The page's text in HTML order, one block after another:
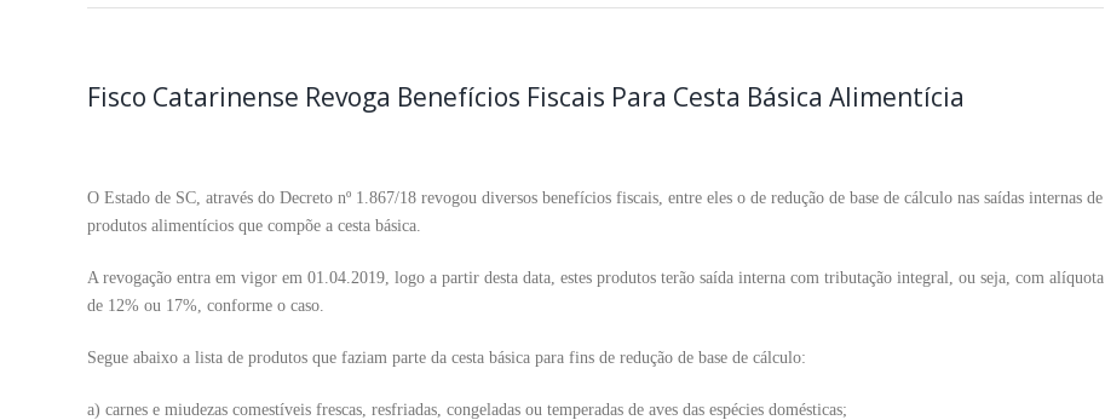
Fisco Catarinense Revoga Benefícios Fiscais Para Cesta Básica Alimentícia
O Estado de SC, através do Decreto nº 1.867/18 revogou diversos benefícios fiscais, entre eles o de redução de base de cálculo nas saídas internas de
produtos alimentícios que compõe a cesta básica.
A revogação entra em vigor em 01.04.2019, logo a partir desta data, estes produtos terão saída interna com tributação integral, ou seja, com alíquota
de 12% ou 17%, conforme o caso.
Segue abaixo a lista de produtos que faziam parte da cesta básica para fins de redução de base de cálculo:
a) carnes e miudezas comestíveis frescas, resfriadas, congeladas ou temperadas de aves das espécies domésticas;